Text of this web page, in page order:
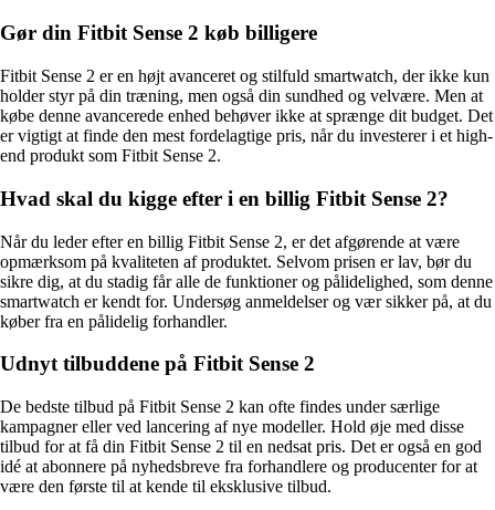
Gør din Fitbit Sense 2 køb billigere
Fitbit Sense 2 er en højt avanceret og stilfuld smartwatch, der ikke kun
holder styr på din træning, men også din sundhed og velvære. Men at
købe denne avancerede enhed behøver ikke at sprænge dit budget. Det
er vigtigt at finde den mest fordelagtige pris, når du investerer i et high-
end produkt som Fitbit Sense 2.
Hvad skal du kigge efter i en billig Fitbit Sense 2?
Når du leder efter en billig Fitbit Sense 2, er det afgørende at være
opmærksom på kvaliteten af produktet. Selvom prisen er lav, bør du
sikre dig, at du stadig får alle de funktioner og pålidelighed, som denne
smartwatch er kendt for. Undersøg anmeldelser og vær sikker på, at du
køber fra en pålidelig forhandler.
Udnyt tilbuddene på Fitbit Sense 2
De bedste tilbud på Fitbit Sense 2 kan ofte findes under særlige
kampagner eller ved lancering af nye modeller. Hold øje med disse
tilbud for at få din Fitbit Sense 2 til en nedsat pris. Det er også en god
idé at abonnere på nyhedsbreve fra forhandlere og producenter for at
være den første til at kende til eksklusive tilbud.